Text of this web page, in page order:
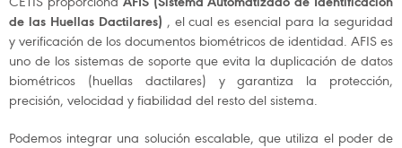
de las Huellas Dactilares) , el cual es esencial para la seguridad
y verificación de los documentos biométricos de identidad. AFIS es
uno de los sistemas de soporte que evita la duplicación de datos
biométricos (huellas dactilares) y garantiza la protección,
precisión, velocidad y fiabilidad del resto del sistema.
Podemos integrar una solución escalable, que utiliza el poder de